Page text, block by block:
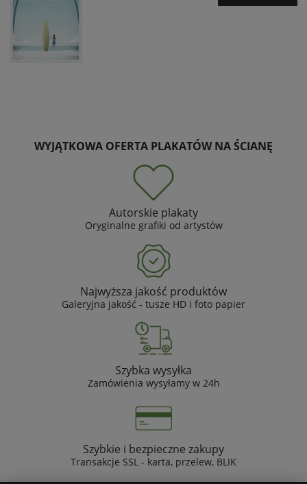
WYJĄTKOWA OFERTA PLAKATÓW NA ŚCIANĘ
Autorskie plakaty
Oryginalne grafiki od artystów
Najwyższa jakość produktów
Galeryjna jakość - tusze HD i foto papier
Szybka wysyłka
Zamówienia wysyłamy w 24h
Szybkie i bezpieczne zakupy
Transakcje SSL - karta, przelew, BLIK